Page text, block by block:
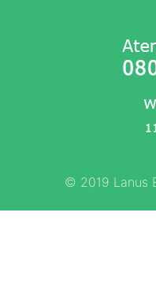
© 2019 Lanus